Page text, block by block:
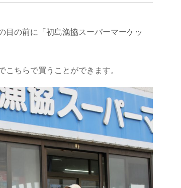
目の前に「初島漁協スーパーマーケッ
ちらで買うことができます。